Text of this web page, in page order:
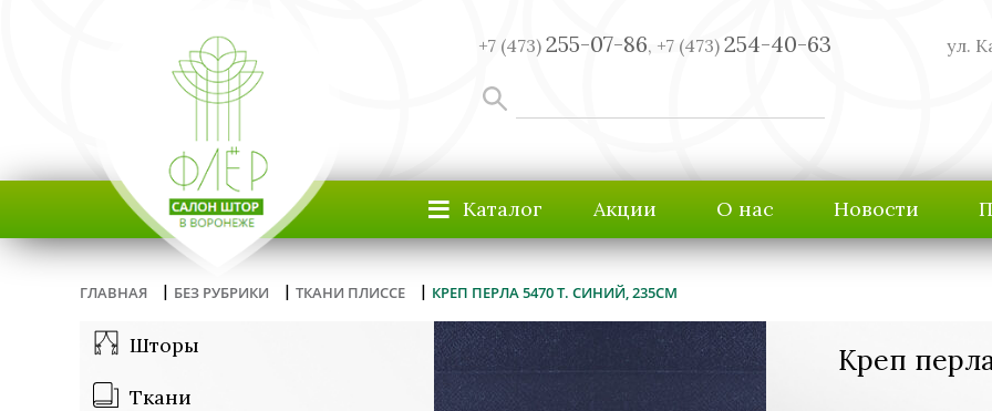
+7 (473) 255-07-86, +7 (473) 254-40-63 ул.
≡ Каталог Акции О нас Новости
ГЛАВНАЯ | БЕЗ РУБРИКИ | ТКАНИ ПЛИССЕ | КРЕП ПЕРЛА 5470 Т. СИНИЙ, 235СМ
Шторы
Ткани
Креп